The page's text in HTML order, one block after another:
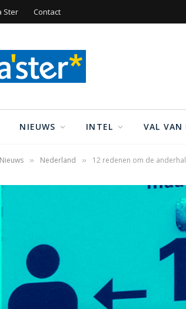
Ster Contact
NIEUWS INTEL VAL VAN
Nieuws » Nederland » 12 redenen om de